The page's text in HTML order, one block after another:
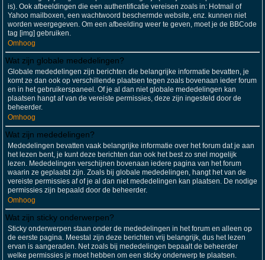
is). Ook afbeeldingen die een authentificatie vereisen zoals in: Hotmail of
Yahoo mailboxen, een wachtwoord beschermde website, enz. kunnen niet
worden weergegeven. Om een afbeelding weer te geven, moet je de BBCode
tag [img] gebruiken.
Omhoog
Wat zijn globale mededelingen?
Globale mededelingen zijn berichten die belangrijke informatie bevatten, je
komt ze dan ook op verschillende plaatsen tegen zoals bovenaan ieder forum
en in het gebruikerspaneel. Of je al dan niet globale mededelingen kan
plaatsen hangt af van de vereiste permissies, deze zijn ingesteld door de
beheerder.
Omhoog
Wat zijn mededelingen?
Mededelingen bevatten vaak belangrijke informatie over het forum dat je aan
het lezen bent, je kunt deze berichten dan ook het best zo snel mogelijk
lezen. Mededelingen verschijnen bovenaan iedere pagina van het forum
waarin ze geplaatst zijn. Zoals bij globale mededelingen, hangt het van de
vereiste permissies af of je al dan niet mededelingen kan plaatsen. De nodige
permissies zijn bepaald door de beheerder.
Omhoog
Wat zijn sticky onderwerpen?
Sticky onderwerpen staan onder de mededelingen in het forum en alleen op
de eerste pagina. Meestal zijn deze berichten vrij belangrijk, dus het lezen
ervan is aangeraden. Net zoals bij mededelingen bepaalt de beheerder
welke permissies je moet hebben om een sticky onderwerp te plaatsen.